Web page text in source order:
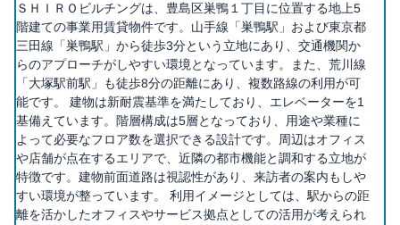
ＳＨＩＲＯビルチングは、豊島区巣鴨１丁目に位置する地上5
階建ての事業用賃貸物件です。山手線「巣鴨駅」および東京都
三田線「巣鴨駅」から徒歩3分という立地にあり、交通機関か
らのアプローチがしやすい環境となっています。また、荒川線
「大塚駅前駅」も徒歩8分の距離にあり、複数路線の利用が可
能です。 建物は新耐震基準を満たしており、エレベーターを1
基備えています。階層構成は5層となっており、用途や業種に
よって必要なフロア数を選択できる設計です。周辺はオフィス
や店舗が点在するエリアで、近隣の都市機能と調和する立地が
特徴です。建物前面道路は視認性があり、来訪者の案内もしや
すい環境が整っています。 利用イメージとしては、駅からの距
離を活かしたオフィスやサービス拠点としての活用が考えられ